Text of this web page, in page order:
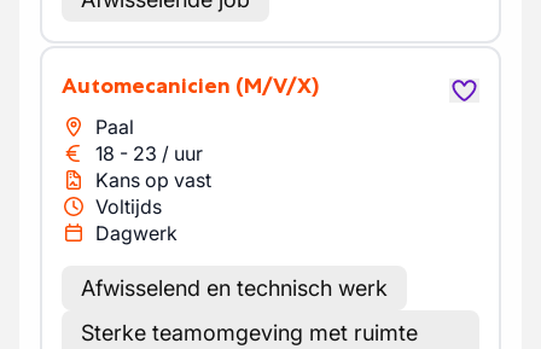
Automecanicien (M/V/X)
Paal
18 - 23 / uur
Kans op vast
Voltijds
Dagwerk
Afwisselend en technisch werk
Sterke teamomgeving met ruimte